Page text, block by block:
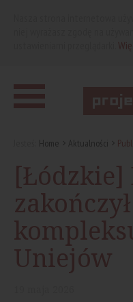
Home Aktualności
[Łódzkie]
Uniejów